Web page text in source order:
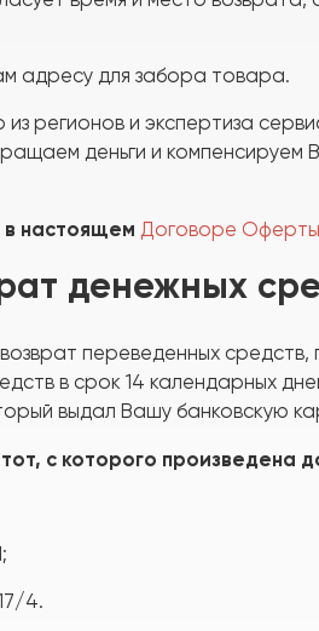
адресу для забора товара.
регионов и экспертиза
деньги и
в настоящем Договоре Оферты
денежных
возврат переведенных средств,
в срок 14 календарных
выдал Вашу банковскую
с которого произведена
4.